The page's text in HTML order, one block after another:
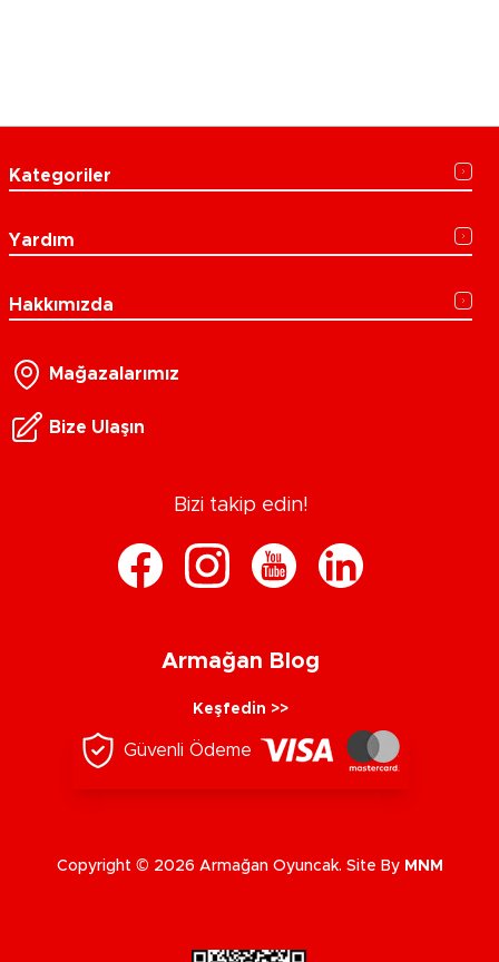
Kategoriler
Yardım
Hakkımızda
Mağazalarımız
Bize Ulaşın
Bizi takip edin!
Armağan Blog
Keşfedin >>
Güvenli Ödeme
Copyright © 2026 Armağan Oyuncak. Site By MNM